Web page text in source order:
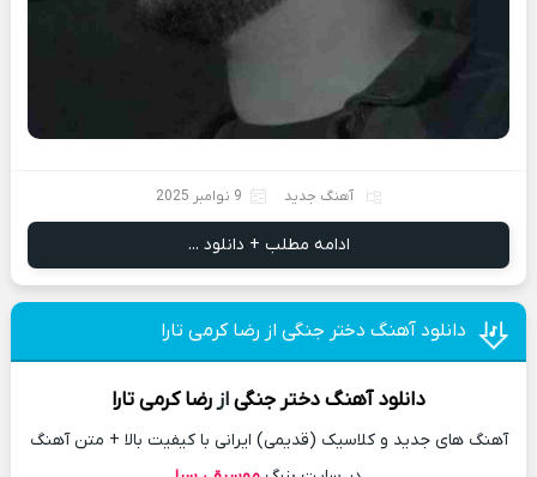
آهنگ جدید 9 نوامبر 2025
ادامه مطلب + دانلود ...
دانلود آهنگ دختر جنگی از رضا کرمی تارا
دانلود آهنگدختر جنگیازرضا کرمی تارا
آهنگ های جدید و کلاسیک (قدیمی) ایرانی با کیفیت بالا + متن آهنگ